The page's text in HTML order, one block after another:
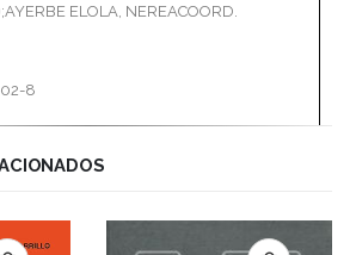
ELOLA, NEREACOORD.
8